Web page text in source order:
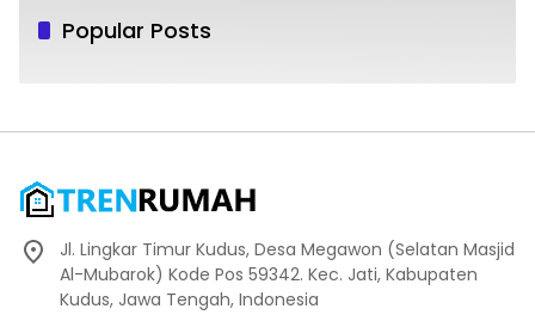
Popular Posts
Jl. Lingkar Timur Kudus, Desa Megawon (Selatan Masjid
Al-Mubarok) Kode Pos 59342. Kec. Jati, Kabupaten
Kudus, Jawa Tengah, Indonesia